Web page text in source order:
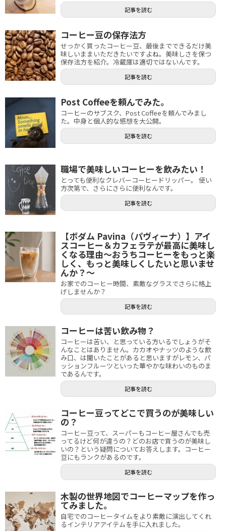
記事を読む
コーヒー豆の保存法方
せっかく買ったコーヒー豆、最後までできるだけ美
味しいままいただきたいですよね。美味しさを保つ
保存法方を紹介。冷蔵庫は適切ではないんです。
記事を読む
Post Coffeeを頼んでみた。
コーヒーのサブスク、Post Coffeeを頼んでみまし
た。中身と個人的な感想を大公開。
記事を読む
職場で美味しいコーヒーを飲みたい！
とっても便利なクレバーコーヒードリッパー。 使い
方次第で、さらにさらに便利なんです。
記事を読む
【ボダム Pavina（パヴィーナ）】アイ
スコーヒー＆カフェラテが最高に美味し
くなる理由～おうちコーヒーをもっと楽
しく、もっと美味しくしたいと思いませ
んか？～
お家でのコーヒー時間、素敵なグラスでさらに格上
げしませんか？
記事を読む
コーヒーは苦い飲み物？
コーヒーは苦い、と思っている方いるでしょうがそ
んなことはありません。カカオやナッツのような飲
み口、は聞いたことがあると思いますがレモン、パ
ッションフルーツといった華やかな味わいのものま
であるんです。
記事を読む
コーヒー豆ってどこで買うのが美味しい
の？
コーヒー豆って、スーパーもコーヒー屋さんでも売
ってるけど何が違うの？どのお店で買うのが美味し
いの？という疑問についてお答えします。コーヒー
豆にもランクがあるのです。
記事を読む
木製の世界地図でコーヒーマップを作っ
てみました。
自宅でのコーヒータイムをより素敵に演出してくれ
るインテリアアイテムを手に入れました。